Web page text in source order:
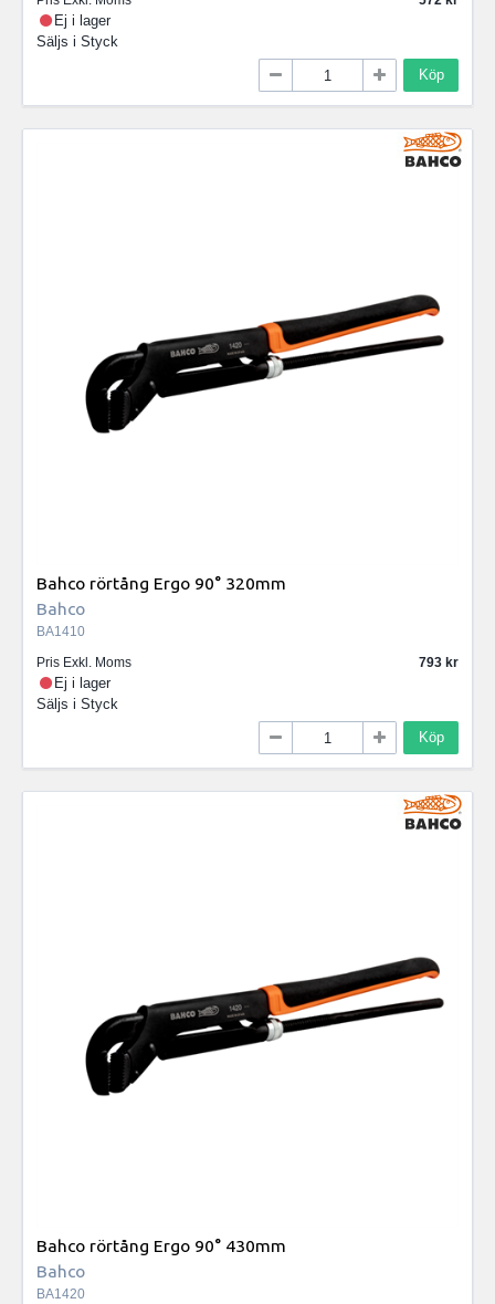
Ej i lager
Säljs i Styck
Köp
Bahco rörtång Ergo 90° 320mm
Bahco
BA1410
Pris Exkl. Moms
793
Ej i lager
Säljs i Styck
Köp
Bahco rörtång Ergo 90° 430mm
Bahco
BA1420